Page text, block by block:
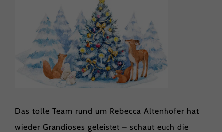
grösseres
Das tolle Team rund um Rebecca Altenhofer hat
wieder Grandioses geleistet – schaut euch die